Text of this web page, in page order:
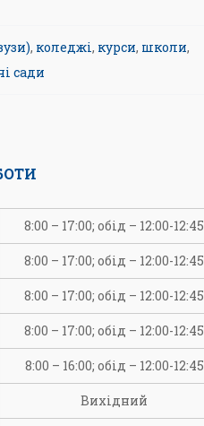
, коледжі, курси, школи,
сади
8:00 – 17:00; обід – 12:00-12:45
8:00 – 17:00; обід – 12:00-12:45
8:00 – 17:00; обід – 12:00-12:45
8:00 – 17:00; обід – 12:00-12:45
8:00 – 16:00; обід – 12:00-12:45
Вихідний